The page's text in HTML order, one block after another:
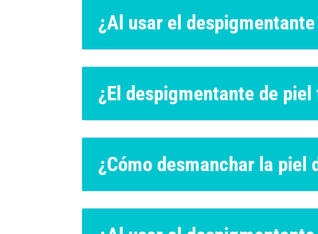
¿Al usar el
¿El despigmentante de
¿Cómo desmanchar la piel